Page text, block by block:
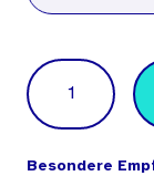
Menge
Besondere